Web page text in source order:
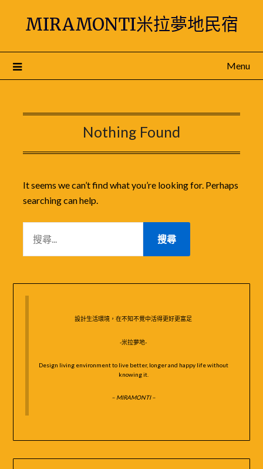
MIRAMONTI米拉夢地民宿
Menu
Nothing Found
It seems we can’t find what you’re looking for. Perhaps
searching can help.
關
設計生活環境，在不知不覺中活得更好更富足
-米拉夢地-
Design living environment to live better, longer and happy life without
knowing it.
– MIRAMONTI –